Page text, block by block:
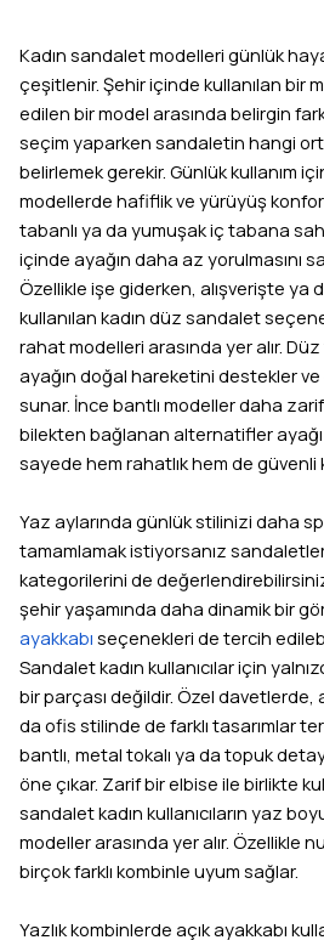
Kadın sandalet modelleri günlük
çeşitlenir. Şehir içinde kullanılan bir
edilen bir model arasında belirgin
seçim yaparken sandaletin hangi
belirlemek gerekir. Günlük kullanım
modellerde hafiflik ve yürüyüş
tabanlı ya da yumuşak iç tabana
içinde ayağın daha az yorulmasını
Özellikle işe giderken, alışverişte ya
kullanılan kadın düz sandalet
rahat modelleri arasında yer alır. Düz
ayağın doğal hareketini destekler
sunar. İnce bantlı modeller daha
bilekten bağlanan alternatifler ayağı
sayede hem rahatlık hem de güvenli
Yaz aylarında günlük stilinizi daha
tamamlamak istiyorsanız
kategorilerini de
şehir yaşamında daha dinamik bir
ayakkabı seçenekleri de tercih
Sandalet kadın kullanıcılar için
bir parçası değildir. Özel davetlerde,
da ofis stilinde de farklı tasarımlar
bantlı, metal tokalı ya da topuk
öne çıkar. Zarif bir elbise ile birlikte
sandalet kadın kullanıcıların yaz
modeller arasında yer alır. Özellikle
birçok farklı kombinle uyum sağlar.
Yazlık kombinlerde açık ayakkabı